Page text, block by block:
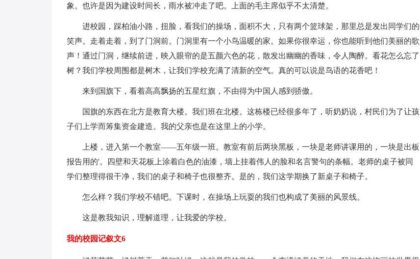
象。也许是因为建设时间长，雨水被冲走了吧。上面的毛主席似乎不太清楚。
进校园，踩柏油小路，扭脸，看我们的操场，面积不大，只有两个篮球架，那里总是发出同学们的
笑声。走着走着，到了门洞前。门洞里有一个小鸟温暖的家。如果你很幸运，你也能听到他们美丽的歌
声！通过门洞，继续前进，映入眼帘的是五颜六色的花，散发出幽幽的香味，令人陶醉。看花怎么忘了
树？我们学校周围都是树木，让我们学校充满了清新的空气。真的可以说是鸟语的花香吧！
来到国旗下，看着高高飘扬的五星红旗，不由得为中国人感到骄傲。
国旗的东西在北方是教育大楼。我们班在北楼。这栋楼已经很多年了，听奶奶说，村民们为了让孩
子们上学而筹集资金建造。我的父亲也是在这里上的小学。
上楼，进入第一个教室——五年级一班。教室有前后两块黑板，一块是老师讲课用的，一块是出板
报告用的'。四壁和天花板上涂着白色的油漆，墙上挂着伟人的脸和名言警句的条幅。老师的桌子被同
学们整理得很干净，我们的桌子和椅子也很整齐。是的，我们这学期换了新桌子和椅子。
怎么样？我们学校不错吧。下课时，在操场上玩耍的我们也构成了美丽的风景线。
这是教我知识，理解道理，让我爱的学校。
我的校园记叙文6